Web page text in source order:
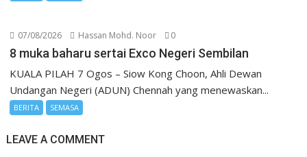
07/08/2026 Hassan Mohd. Noor 0
8 muka baharu sertai Exco Negeri Sembilan
KUALA PILAH 7 Ogos – Siow Kong Choon, Ahli Dewan
Undangan Negeri (ADUN) Chennah yang menewaskan...
BERITA SEMASA
LEAVE A COMMENT